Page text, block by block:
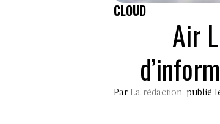
CLOUD
Air
Par La rédaction, publié